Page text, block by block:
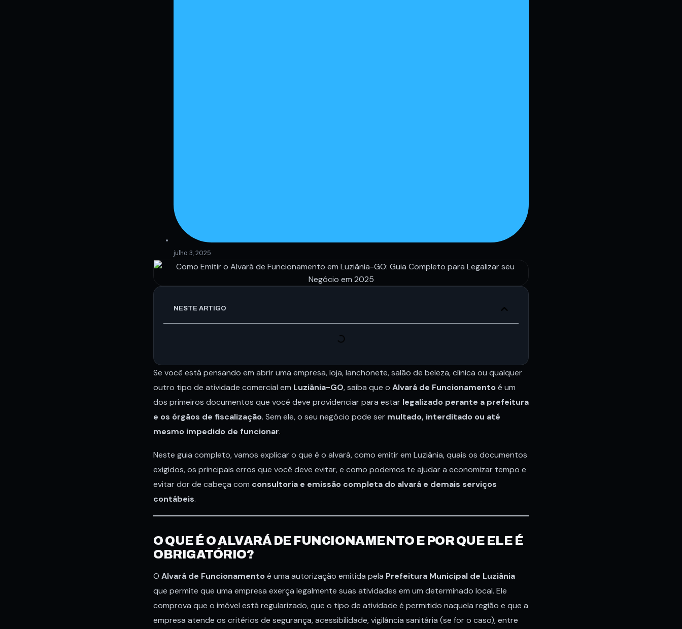
julho 3, 2025
NESTE ARTIGO
Se você está pensando em abrir uma empresa, loja, lanchonete, salão de beleza, clínica ou qualquer
outro tipo de atividade comercial em Luziânia-GO, saiba que o Alvará de Funcionamentoé um
dos primeiros documentos que você deve providenciar para estar legalizado perante a prefeitura
e os órgãos de fiscalização. Sem ele, o seu negócio pode ser multado, interditado ou até
mesmo impedido de funcionar.
Neste guia completo, vamos explicar o que é o alvará, como emitir em Luziânia, quais os documentos
exigidos, os principais erros que você deve evitar, e como podemos te ajudar a economizar tempo e
evitar dor de cabeça com consultoria e emissão completa do alvará e demais serviços
contábeis.
O QUE É O ALVARÁ DE FUNCIONAMENTO E POR QUE ELE É
OBRIGATÓRIO?
O Alvará de Funcionamentoé uma autorização emitida pela Prefeitura Municipal de Luziânia
que permite que uma empresa exerça legalmente suas atividades em um determinado local. Ele
comprova que o imóvel está regularizado, que o tipo de atividade é permitido naquela região e que a
empresa atende os critérios de segurança, acessibilidade, vigilância sanitária (se for o caso), entre